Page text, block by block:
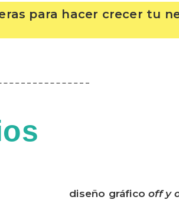
para hacer crecer tu
diseño gráficooff y